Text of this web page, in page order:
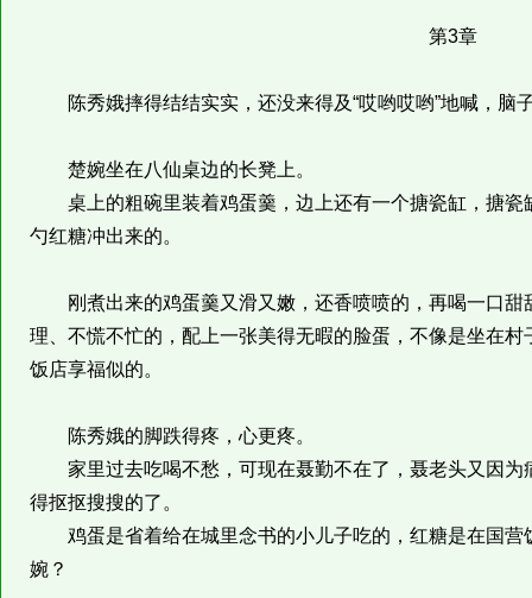
第3章
陈秀娥摔得结结实实，还没来得及“哎哟哎哟”地喊，脑
楚婉坐在八仙桌边的长凳上。
桌上的粗碗里装着鸡蛋羹，边上还有一个搪瓷缸，搪瓷
勺红糖冲出来的。
刚煮出来的鸡蛋羹又滑又嫩，还香喷喷的，再喝一口甜
理、不慌不忙的，配上一张美得无暇的脸蛋，不像是坐在
饭店享福似的。
陈秀娥的脚跌得疼，心更疼。
家里过去吃喝不愁，可现在聂勤不在了，聂老头又因为
得抠抠搜搜的了。
鸡蛋是省着给在城里念书的小儿子吃的，红糖是在国营
婉？